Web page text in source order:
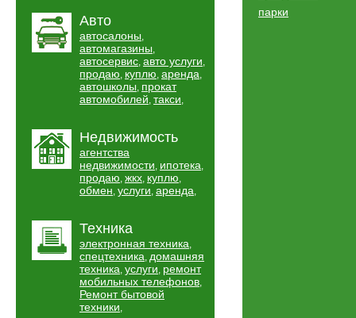
Авто
автосалоны,
автомагазины,
автосервис, авто услуги,
продаю, куплю, аренда,
автошколы, прокат
автомобилей, такси,
Недвижимость
агентства
недвижимости, ипотека,
продаю, жкх, куплю,
обмен, услуги, аренда,
Техника
электронная техника,
спецтехника, домашняя
техника, услуги, ремонт
мобильных телефонов,
Ремонт бытовой
техники,
парки